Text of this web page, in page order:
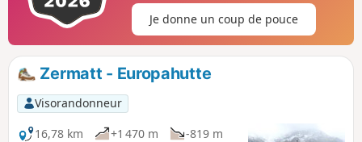
Je donne un coup de pouce
Zermatt - Europahutte
Visorandonneur
16,78 km
+1 470 m
-819 m